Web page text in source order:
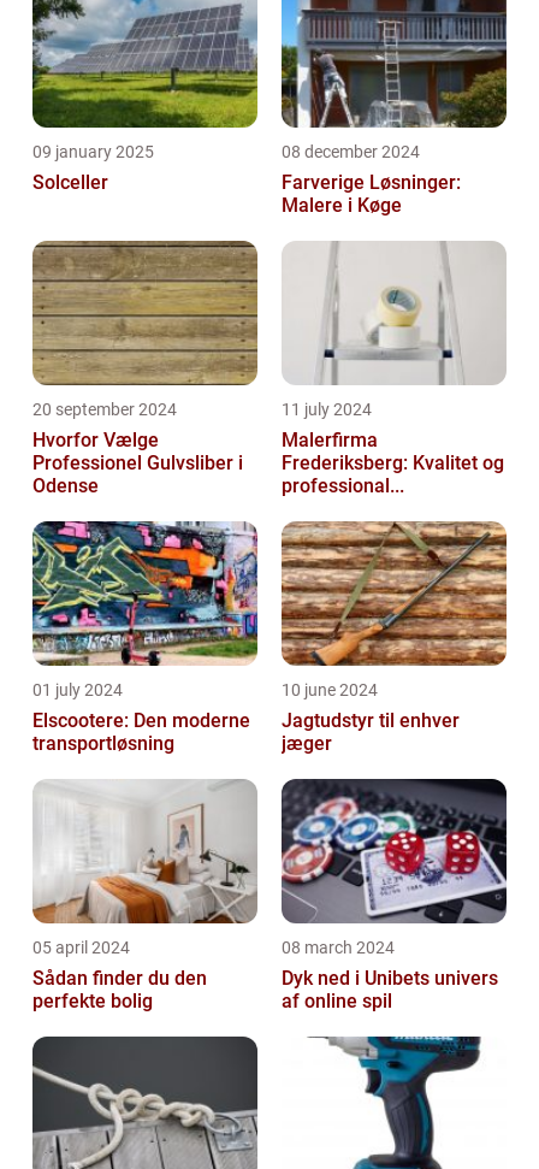
09 january 2025
Solceller
08 december 2024
Farverige Løsninger:
Malere i Køge
20 september 2024
Hvorfor Vælge
Professionel Gulvsliber i
Odense
11 july 2024
Malerfirma
Frederiksberg: Kvalitet og
professional...
01 july 2024
Elscootere: Den moderne
transportløsning
10 june 2024
Jagtudstyr til enhver
jæger
05 april 2024
Sådan finder du den
perfekte bolig
08 march 2024
Dyk ned i Unibets univers
af online spil